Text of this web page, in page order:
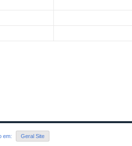
em: Geral Site